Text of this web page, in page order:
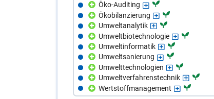
Öko-Auditing
Ökobilanzierung
Umweltanalytik
Umweltbiotechnologie
Umweltinformatik
Umweltsanierung
Umwelttechnologien
Umweltverfahrenstechnik
Wertstoffmanagement